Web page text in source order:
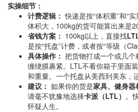
实操细节：
计费逻辑： 快递是按“体积重”和“
体积大，100kg的货可能算出来是
省钱方案： 100kg以上，直接找
是按“托盘”计费，或者按“等级（
具体操作： 把货物打成一个或几个
缠绕膜裹紧。LTL不看你箱子里面
和重量。一个托盘从美西到美东，
建议： 如果你的货是家具、健身器
请毫不犹豫地选择卡派（LTL） 。
怀疑人生。